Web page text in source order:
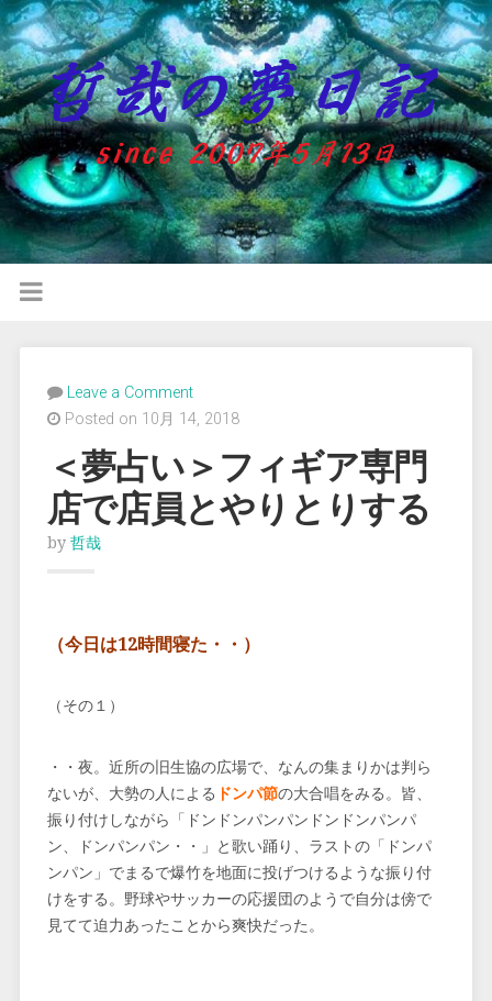
Leave a Comment
Posted on 10月 14, 2018
＜夢占い＞フィギア専門
店で店員とやりとりする
by 哲哉
（今日は12時間寝た・・）
（その１）
・・夜。近所の旧生協の広場で、なんの集まりかは判ら
ないが、大勢の人による ドンパ節の大合唱をみる。皆、
振り付けしながら「ドンドンパンパンドンドンパンパ
ン、ドンパンパン・・」と歌い踊り、ラストの「ドンパ
ンパン」でまるで爆竹を地面に投げつけるような振り付
けをする。野球やサッカーの応援団のようで自分は傍で
見てて迫力あったことから爽快だった。